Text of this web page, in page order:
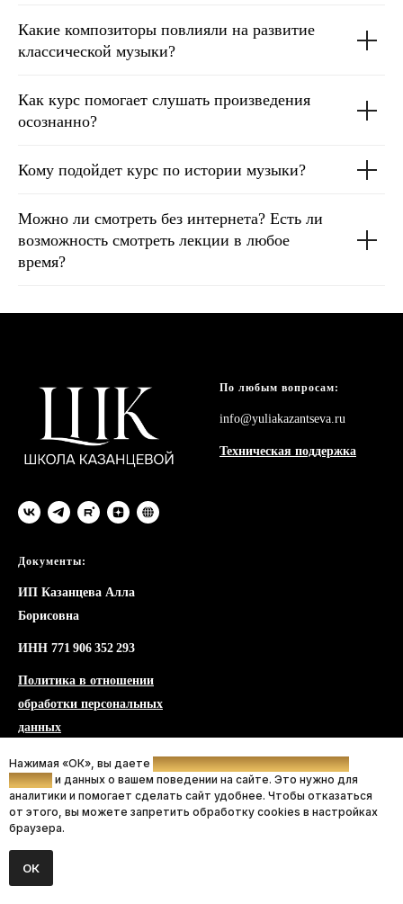
Какие композиторы повлияли на развитие
классической музыки?
Как курс помогает слушать произведения
осознанно?
Кому подойдет курс по истории музыки?
Можно ли смотреть без интернета? Есть ли
возможность смотреть лекции в любое
время?
Нажимая «ОК», вы даете согласие на использование файлов
cookies и данных о вашем поведении на сайте. Это нужно для
аналитики и помогает сделать сайт удобнее. Чтобы отказаться
от этого, вы можете запретить обработку cookies в настройках
браузера.
ОК
По любым вопросам:
info@yuliakazantseva.ru
Техническая поддержка
Документы:
ИП Казанцева Алла
Борисовна
ИНН 771 906 352 293
Политика в отношении
обработки персональных
данных
Согласие на обработку
файлов cookies
Договор-оферта
Согласие на получение
новостной и рекламной